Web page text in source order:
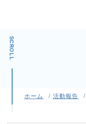
SCROLL
ホーム 活動報告